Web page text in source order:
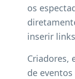
os
inserir
Criadores,
de